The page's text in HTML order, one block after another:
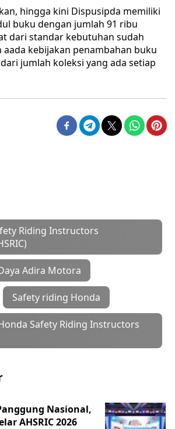
hingga kini Dispusipda memiliki
buku dengan jumlah 91 ribu
dari standar kebutuhan sudah
kebijakan penambahan buku
jumlah koleksi yang ada setiap
Riding Instructors
Adira Motora
Safety riding Honda
Safety Riding Instructors
Nasional,
AHSRIC 2026